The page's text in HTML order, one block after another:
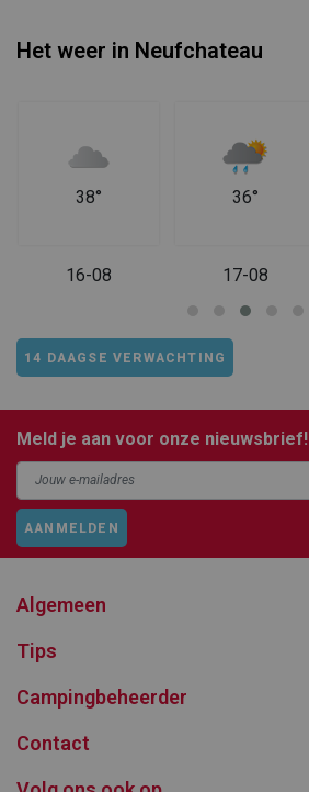
Het weer in Neufchateau
38°
16-08
36°
17-08
14 DAAGSE VERWACHTING
Meld je aan voor onze nieuwsbrief!
AANMELDEN
Algemeen
Tips
Campingbeheerder
Contact